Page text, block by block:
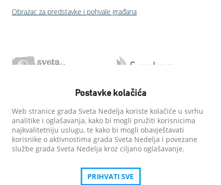
Obrazac za predstavke i pohvale građana
Postavke kolačića
Web stranice grada Sveta Nedelja koriste kolačiće u svrhu
analitike i oglašavanja, kako bi mogli pružiti korisnicima
najkvalitetniju uslugu, te kako bi mogli obavještavati
korisnike o aktivnostima grada Sveta Nedelja i povezane
službe grada Sveta Nedelja kroz ciljano oglašavanje.
PRIHVATI SVE